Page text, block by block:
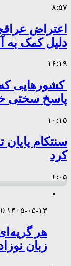
۸:۵۷
اعتراض
دلیل کمک به
۱۶:۱۹
کشورهایی
پاسخ سختی
۱۰:۱۵
سنتکام پایان
کرد
۶:۰۵
۱۴۰۵-۰۵-۱۳ 0
هر
زبان